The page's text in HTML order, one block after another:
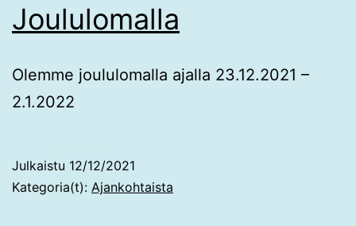
Joululomalla
Olemme joululomalla ajalla 23.12.2021 –
2.1.2022
Julkaistu 12/12/2021
Kategoria(t): Ajankohtaista